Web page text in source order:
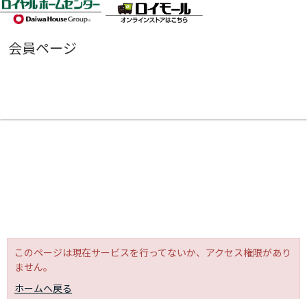
会員ページ
このページは現在サービスを行ってないか、アクセス権限があり
ません。
ホームへ戻る